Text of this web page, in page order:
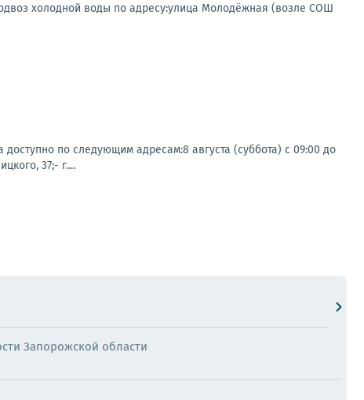
холодной воды по адресу:улица Молодёжная (возле СОШ
по следующим адресам:8 августа (суббота) с 09:00 до
37;- г....
Запорожской области